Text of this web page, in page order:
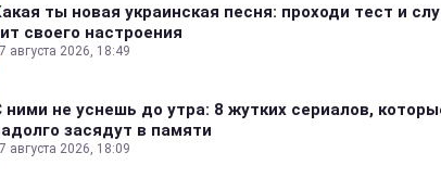
ты новая украинская песня: проходи тест и
своего настроения
августа 2026, 18:49
ними не уснешь до утра: 8 жутких сериалов,
засядут в памяти
августа 2026, 18:09